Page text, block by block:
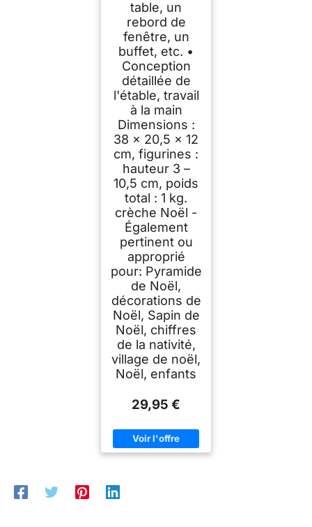
table, un
rebord de
fenêtre, un
buffet, etc. •
Conception
détaillée de
l'étable, travail
à la main
Dimensions :
38 x 20,5 x 12
cm, figurines :
hauteur 3 –
10,5 cm, poids
total : 1 kg.
crèche Noël -
Également
pertinent ou
approprié
pour: Pyramide
de Noël,
décorations de
Noël, Sapin de
Noël, chiffres
de la nativité,
village de noël,
Noël, enfants
29,95 €